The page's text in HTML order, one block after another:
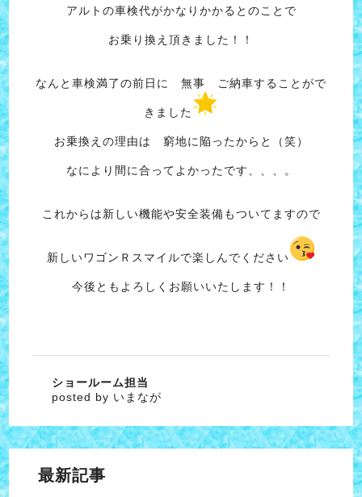
アルトの車検代がかなりかかるとのことで
お乗り換え頂きました！！
なんと車検満了の前日に 無事 ご納車することがで
きました
お乗換えの理由は 窮地に陥ったからと（笑）
なにより間に合ってよかったです、、、。
これからは新しい機能や安全装備もついてますので
新しいワゴンＲスマイルで楽しんでください
今後ともよろしくお願いいたします！！
ショールーム担当
posted by いまなが
最新記事